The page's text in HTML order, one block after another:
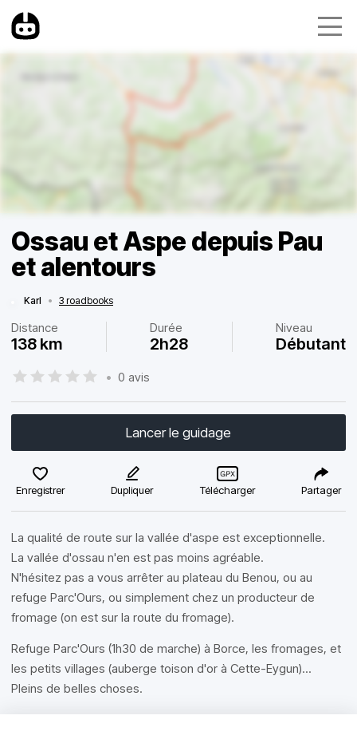
Ossau et Aspe depuis Pau
et alentours
Karl • 3 roadbooks
Distance
138 km
Durée
2h28
Niveau
Débutant
• 0 avis
Lancer le guidage
Enregistrer Dupliquer Télécharger Partager
La qualité de route sur la vallée d'aspe est exceptionnelle.
La vallée d'ossau n'en est pas moins agréable.
N'hésitez pas a vous arrêter au plateau du Benou, ou au
refuge Parc'Ours, ou simplement chez un producteur de
fromage (on est sur la route du fromage).
Refuge Parc'Ours (1h30 de marche) à Borce, les fromages, et
les petits villages (auberge toison d'or à Cette-Eygun)...
Pleins de belles choses.